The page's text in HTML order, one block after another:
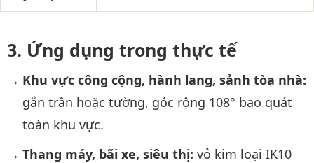
Ứng dụng trong thực tế
Khu vực công cộng, hành lang, sảnh tòa nhà:
gắn trần hoặc tường, góc rộng 108° bao quát
toàn khu vực.
Thang máy, bãi xe, siêu thị: vỏ kim loại IK10